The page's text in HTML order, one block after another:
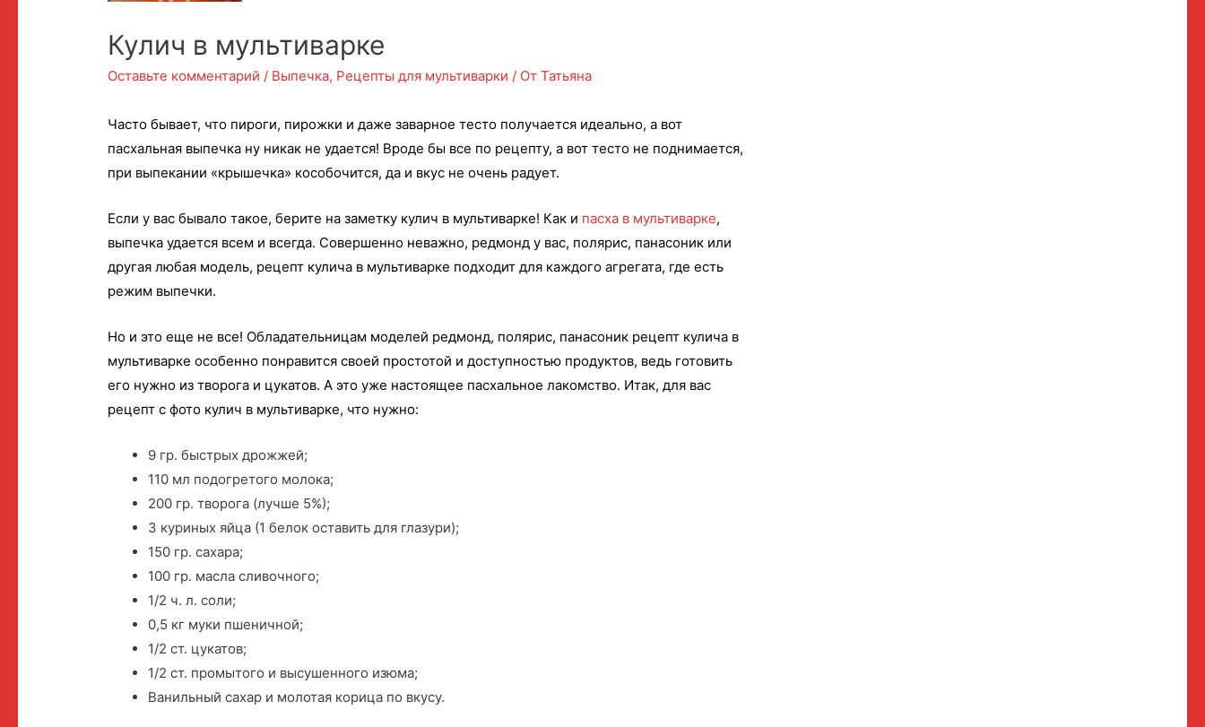
Кулич в мультиварке
Оставьте комментарий / Выпечка, Рецепты для мультиварки / ОтТатьяна
Часто бывает, что пироги, пирожки и даже заварное тесто получается идеально, а вот
пасхальная выпечка ну никак не удается! Вроде бы все по рецепту, а вот тесто не поднимается,
при выпекании «крышечка» кособочится, да и вкус не очень радует.
Если у вас бывало такое, берите на заметку кулич в мультиварке! Как и пасха в мультиварке,
выпечка удается всем и всегда. Совершенно неважно, редмонд у вас, полярис, панасоник или
другая любая модель, рецепт кулича в мультиварке подходит для каждого агрегата, где есть
режим выпечки.
Но и это еще не все! Обладательницам моделей редмонд, полярис, панасоник рецепт кулича в
мультиварке особенно понравится своей простотой и доступностью продуктов, ведь готовить
его нужно из творога и цукатов. А это уже настоящее пасхальное лакомство. Итак, для вас
рецепт с фото кулич в мультиварке, что нужно:
9 гр. быстрых дрожжей;
110 мл подогретого молока;
200 гр. творога (лучше 5%);
3 куриных яйца (1 белок оставить для глазури);
150 гр. сахара;
100 гр. масла сливочного;
1/2 ч. л. соли;
0,5 кг муки пшеничной;
1/2 ст. цукатов;
1/2 ст. промытого и высушенного изюма;
Ванильный сахар и молотая корица по вкусу.